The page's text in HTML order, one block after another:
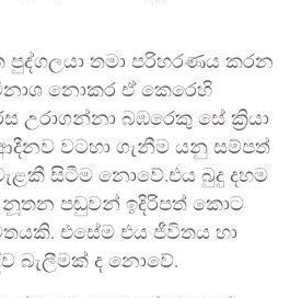
තමා පරිහරණය කරන
නොකර ඒ කෙරෙහි
උරාගන්නා බඹරෙකු සේ ක්‍රියා
වටහා ගැනීම යනු සම්පත්
සිටීම නොවේ.එය බුදු දහම
පඬුවන් ඉදිරිපත් කොට
එසේම එය ජීවිතය හා
බැලීමක් ද නොවේ.